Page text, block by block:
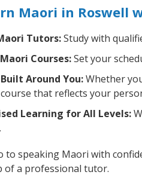
Maori in Roswell
Tutors:Study with
Courses:Set your
Around You:Whether
that reflects your
Learning for All Levels:
to speaking Maori with
of a professional tutor.